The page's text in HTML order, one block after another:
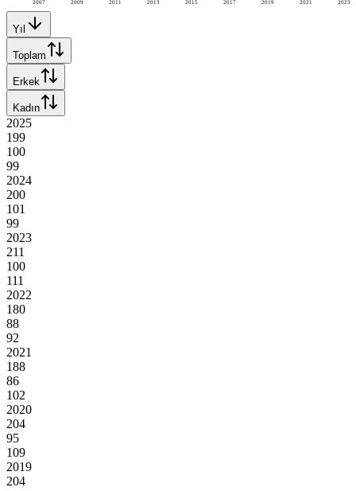
2007 2009 2011 2013 2015 2017 2019 2021 2023
Yıl
Toplam
Erkek
Kadın
2025
199
100
99
2024
200
101
99
2023
211
100
111
2022
180
88
92
2021
188
86
102
2020
204
95
109
2019
204